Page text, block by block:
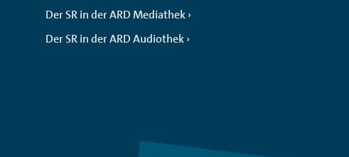
Der SR in der ARD Mediathek
Der SR in der ARD Audiothek